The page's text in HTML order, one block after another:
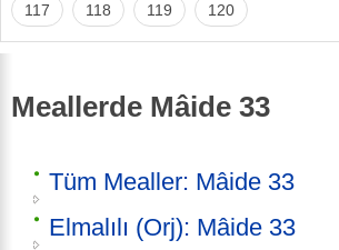
117 118 119 120
Meallerde Mâide 33
Tüm Mealler: Mâide 33
Elmalılı (Orj): Mâide 33